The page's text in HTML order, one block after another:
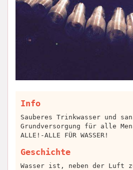
Info
Sauberes Trinkwasser und
Grundversorgung für alle
ALLE!-ALLE FÜR WASSER!
Geschichte
Wasser ist, neben der Luft